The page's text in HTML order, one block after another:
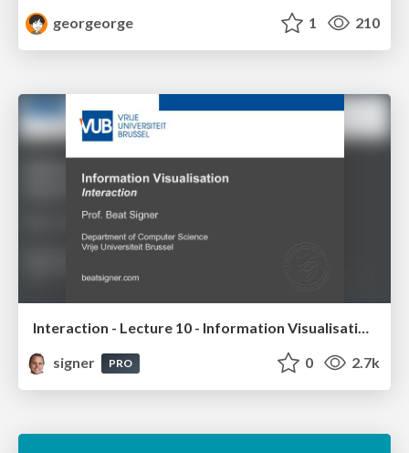
georgeorge
1 210
Interaction - Lecture 10 - Information Visualisation (4019538FNR)
signer
PRO 0 2.7k